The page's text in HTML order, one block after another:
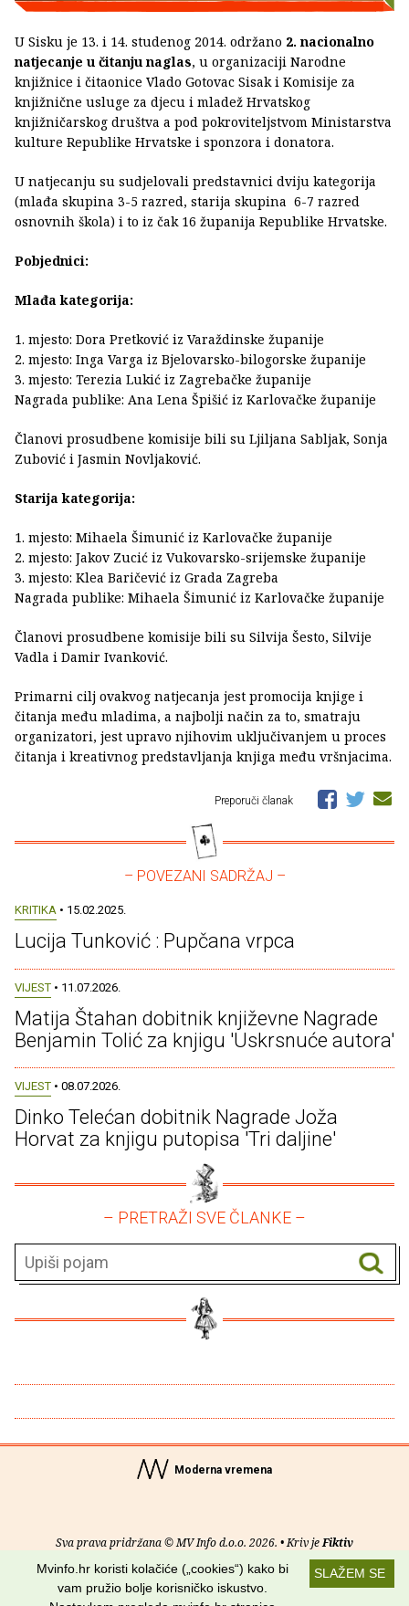
U Sisku je 13. i 14. studenog 2014. održano 2. nacionalno
natjecanje u čitanju naglas, u organizaciji Narodne
knjižnice i čitaonice Vlado Gotovac Sisak i Komisije za
knjižnične usluge za djecu i mladež Hrvatskog
knjižničarskog društva a pod pokroviteljstvom Ministarstva
kulture Republike Hrvatske i sponzora i donatora.
U natjecanju su sudjelovali predstavnici dviju kategorija
(mlađa skupina 3-5 razred, starija skupina 6-7 razred
osnovnih škola) i to iz čak 16 županija Republike Hrvatske.
Pobjednici:
Mlađa kategorija:
1. mjesto: Dora Pretković iz Varaždinske županije
2. mjesto: Inga Varga iz Bjelovarsko-bilogorske županije
3. mjesto: Terezia Lukić iz Zagrebačke županije
Nagrada publike: Ana Lena Špišić iz Karlovačke županije
Članovi prosudbene komisije bili su Ljiljana Sabljak, Sonja
Zubović i Jasmin Novljaković.
Starija kategorija:
1. mjesto: Mihaela Šimunić iz Karlovačke županije
2. mjesto: Jakov Zucić iz Vukovarsko-srijemske županije
3. mjesto: Klea Baričević iz Grada Zagreba
Nagrada publike: Mihaela Šimunić iz Karlovačke županije
Članovi prosudbene komisije bili su Silvija Šesto, Silvije
Vadla i Damir Ivanković.
Primarni cilj ovakvog natjecanja jest promocija knjige i
čitanja među mladima, a najbolji način za to, smatraju
organizatori, jest upravo njihovim uključivanjem u proces
čitanja i kreativnog predstavljanja knjiga među vršnjacima.
Preporuči članak
– POVEZANI SADRŽAJ –
KRITIKA • 15.02.2025.
Lucija Tunković : Pupčana vrpca
VIJEST • 11.07.2026.
Matija Štahan dobitnik književne Nagrade
Benjamin Tolić za knjigu 'Uskrsnuće autora'
VIJEST • 08.07.2026.
Dinko Telećan dobitnik Nagrade Joža
Horvat za knjigu putopisa 'Tri daljine'
– PRETRAŽI SVE ČLANKE –
Moderna vremena
Sva prava pridržana © MV Info d.o.o. 2026. • Kriv jeFiktiv
Uvjeti korištenja RSS kanaliSLAŽEM SE
Mvinfo.hr koristi kolačiće („cookies“) kako bi
vam pružio bolje korisničko iskustvo.